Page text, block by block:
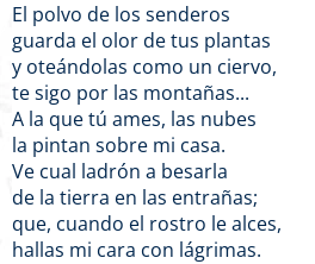
El polvo de los senderos
guarda el olor de tus plantas
y oteándolas como un ciervo,
te sigo por las montañas...
A la que tú ames, las nubes
la pintan sobre mi casa.
Ve cual ladrón a besarla
de la tierra en las entrañas;
que, cuando el rostro le alces,
hallas mi cara con lágrimas.